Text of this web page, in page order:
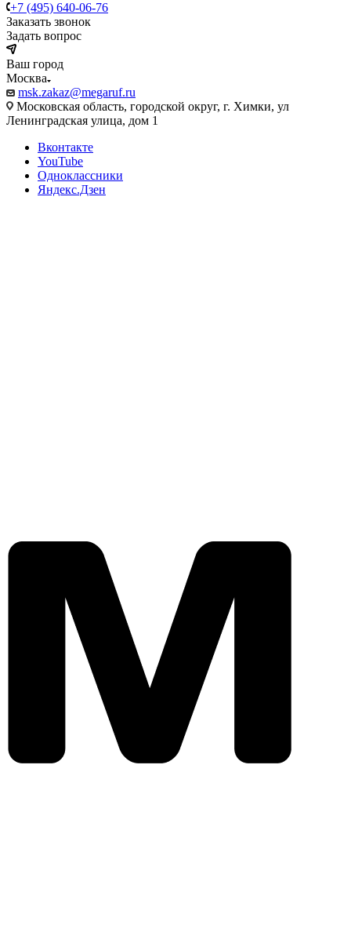
+7 (495) 640-06-76
Заказать звонок
Задать вопрос
Ваш город
Москва
msk.zakaz@megaruf.ru
Московская область, городской округ, г. Химки, ул
Ленинградская улица, дом 1
Вконтакте
YouTube
Одноклассники
Яндекс.Дзен